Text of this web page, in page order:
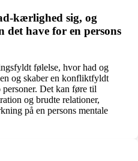
kærlighed sig, og
det have for en persons
følelse, hvor had og
og skaber en konfliktfyldt
Det kan føre til
og brudte relationer,
på en persons mentale